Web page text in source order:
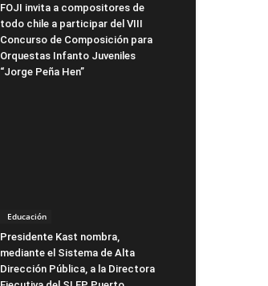
FOJI invita a compositores de
todo chile a participar del VIII
Concurso de Composición para
Orquestas Infanto Juveniles
“Jorge Peña Hen”
Educación
Presidente Kast nombra,
mediante el Sistema de Alta
Dirección Pública, a la Directora